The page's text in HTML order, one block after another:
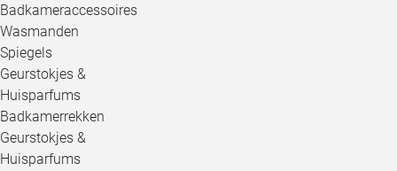
Badkameraccessoires
Wasmanden
Spiegels
Geurstokjes &
Huisparfums
Badkamerrekken
Geurstokjes &
Huisparfums